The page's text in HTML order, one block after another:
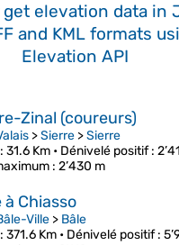
get elevation data in
and KML formats
Elevation API
Zinal (coureurs)
>Sierre >Sierre
: 31.6 Km • Dénivelé positif:
: 2’430 m
à Chiasso
Ville > Bâle
: 371.6 Km • Dénivelé positif: